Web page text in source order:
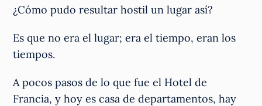
¿Cómo pudo resultar hostil un lugar así?
Es que no era el lugar; era el tiempo, eran los
tiempos.
A pocos pasos de lo que fue el Hotel de
Francia, y hoy es casa de departamentos, hay